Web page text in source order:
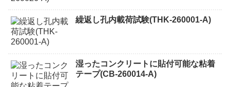
繰返し孔内載荷試験(THK-260001-A)
湿ったコンクリートに貼付可能な粘着
テープ(CB-260014-A)